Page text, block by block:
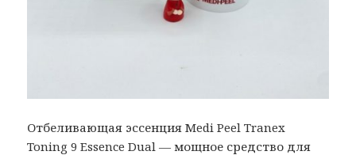
Отбеливающая эссенция Medi Peel Tranex
Toning 9 Essence Dual — мощное средство для